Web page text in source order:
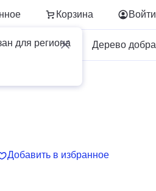
Корзина
для региона
Войти
Для бизнеса Дерево добра
Добавить в избранное